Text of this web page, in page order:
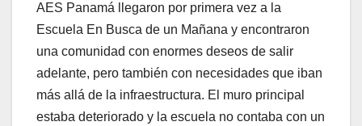
AES Panamá llegaron por primera vez a la
Escuela En Busca de un Mañana y encontraron
una comunidad con enormes deseos de salir
adelante, pero también con necesidades que iban
más allá de la infraestructura. El muro principal
estaba deteriorado y la escuela no contaba con un